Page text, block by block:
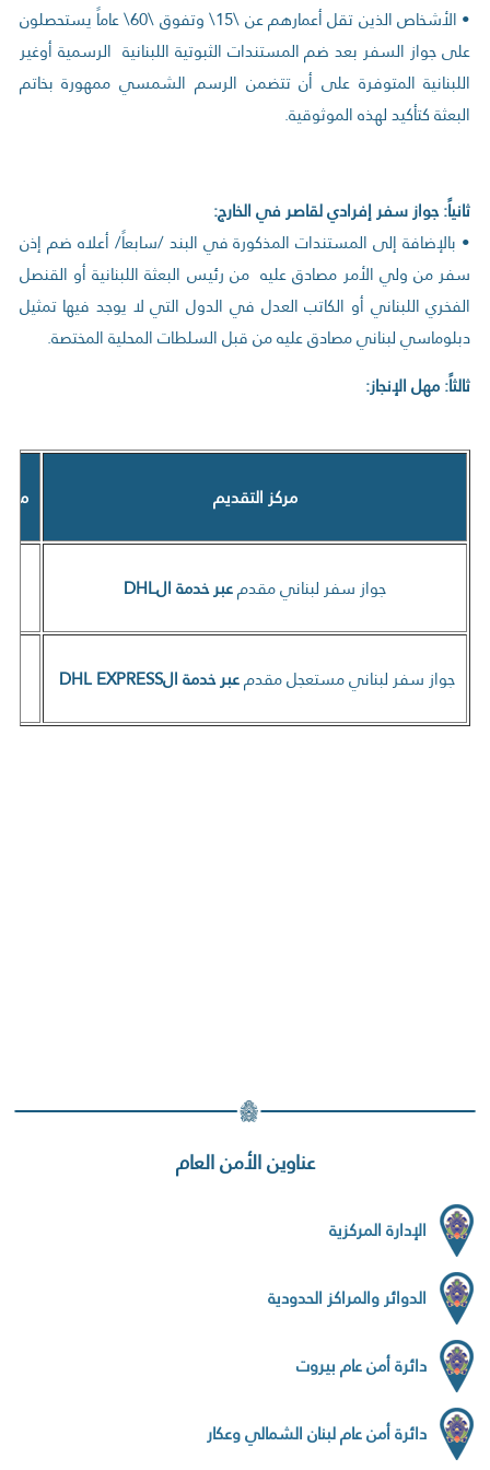
• الأشخاص الذين تقل أعمارهم عن \15\ وتفوق \60\ عاماً يستحصلون
على جواز السفر بعد ضم المستندات الثبوتية اللبنانية الرسمية أوغير
اللبنانية المتوفرة على أن تتضمن الرسم الشمسي ممهورة بخاتم
البعثة كتأكيد لهذه الموثوقية.
ثانياً: جواز سفر إفرادي لقاصر في الخارج:
• بالإضافة إلى المستندات المذكورة في البند /سابعاً/ أعلاه ضم إذن
سفر من ولي الأمر مصادق عليه من رئيس البعثة اللبنانية أو القنصل
الفخري اللبناني أو الكاتب العدل في الدول التي لا يوجد فيها تمثيل
دبلوماسي لبناني مصادق عليه من قبل السلطات المحلية المختصة.
ثالثاً: مهل الإنجاز:
مركز التقديم مهل
جواز سفر لبناني مقدمعبر خدمة الDHL
جواز سفر لبناني مستعجل مقدمعبر خدمة الDHL EXPRESS
عناوين الأمن العام
الإدارة المركزية
الدوائر والمراكز الحدودية
دائرة أمن عام بيروت
دائرة أمن عام لبنان الشمالي وعكار